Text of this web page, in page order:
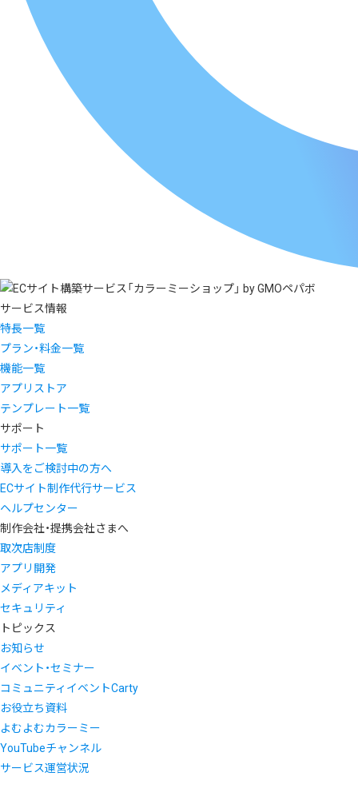
サービス情報
特長一覧
プラン・料金一覧
機能一覧
アプリストア
テンプレート一覧
サポート
サポート一覧
導入をご検討中の方へ
ECサイト制作代行サービス
ヘルプセンター
制作会社・提携会社さまへ
取次店制度
アプリ開発
メディアキット
セキュリティ
トピックス
お知らせ
イベント・セミナー
コミュニティイベントCarty
お役立ち資料
よむよむカラーミー
YouTubeチャンネル
サービス運営状況